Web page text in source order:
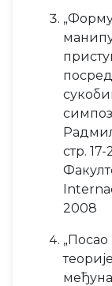
стр.
2008